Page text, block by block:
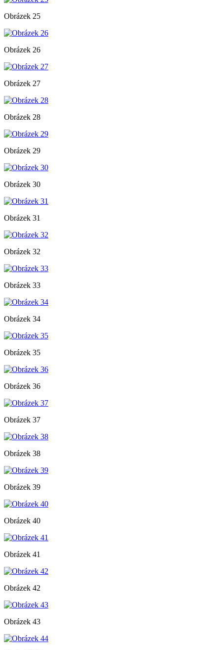
Obrázek 25
Obrázek 26
Obrázek 27
Obrázek 28
Obrázek 29
Obrázek 30
Obrázek 31
Obrázek 32
Obrázek 33
Obrázek 34
Obrázek 35
Obrázek 36
Obrázek 37
Obrázek 38
Obrázek 39
Obrázek 40
Obrázek 41
Obrázek 42
Obrázek 43